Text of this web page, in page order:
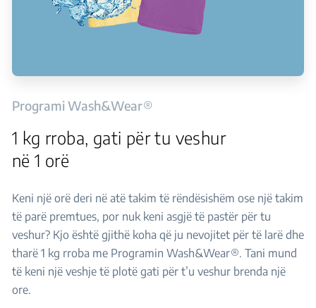
Programi Wash&Wear®
1 kg rroba, gati për tu veshur
në 1 orë
Keni një orë deri në atë takim të rëndësishëm ose një takim
të parë premtues, por nuk keni asgjë të pastër për tu
veshur? Kjo është gjithë koha që ju nevojitet për të larë dhe
tharë 1 kg rroba me Programin Wash&Wear®. Tani mund
të keni një veshje të plotë gati për t’u veshur brenda një
ore.